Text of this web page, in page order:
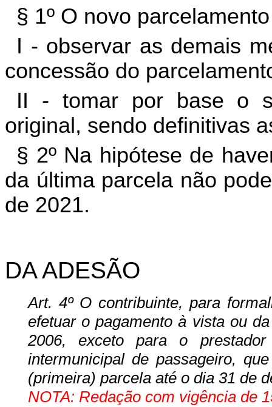
§ 1º O novo
I - observar as demais
concessão do
II - tomar por base o
original, sendo definitivas
§ 2º Na hipótese de
da última parcela não
de 2021.
DA ADESÃO
Art. 4º O contribuinte, para
efetuar o pagamento à vista ou
2006, exceto para o
intermunicipal de passageiro,
(primeira) parcela até o dia 31 de
NOTA: Redação com vigência de